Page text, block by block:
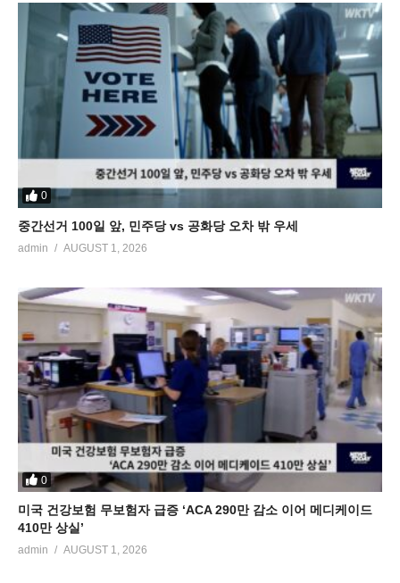
0
중간선거 100일 앞, 민주당 vs 공화당 오차 밖 우세
admin AUGUST 1, 2026
0
미국 건강보험 무보험자 급증 ‘ACA 290만 감소 이어 메디케이드
410만 상실’
admin AUGUST 1, 2026